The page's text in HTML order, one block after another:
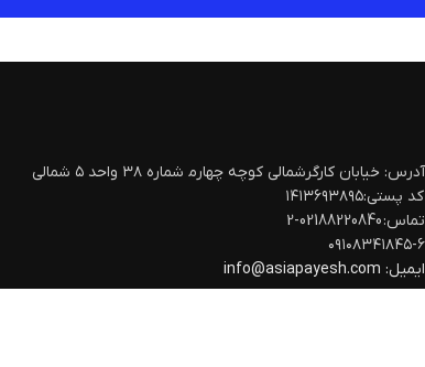
آدرس: خیابان کارگرشمالی کوچه چهارم‍ شماره ۳۸ واحد ۵ شمالی
کد پستی:۱۴۱۳۶۹۳۸۹۵
تماس: 02188220840-2
۰۹۱۰۸۳۴۱۸۴۵-۶
ایمیل: